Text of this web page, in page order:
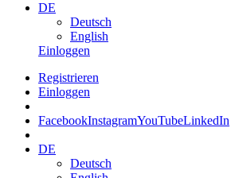
DE
Deutsch
English
Einloggen
Registrieren
Einloggen
FacebookInstagramYouTubeLinkedIn
DE
Deutsch